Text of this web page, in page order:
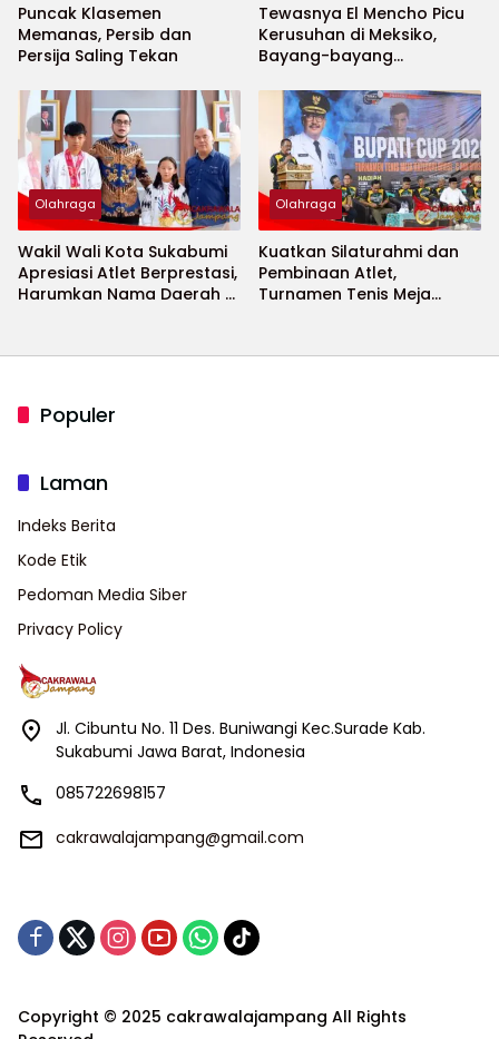
Puncak Klasemen
Memanas, Persib dan
Persija Saling Tekan
Tewasnya El Mencho Picu
Kerusuhan di Meksiko,
Bayang-bayang
2026 Menguat
Olahraga
Wakil Wali Kota Sukabumi
Apresiasi Atlet Berprestasi,
Harumkan Nama Daerah di
Olahraga
Kuatkan Silaturahmi dan
Pembinaan Atlet,
Turnamen Tenis Meja
Populer
Laman
Indeks Berita
Kode Etik
Pedoman Media Siber
Privacy Policy
Jl. Cibuntu No. 11 Des. Buniwangi Kec.Surade Kab.
Sukabumi Jawa Barat, Indonesia
085722698157
cakrawalajampang@gmail.com
Copyright © 2025 cakrawalajampang All Rights